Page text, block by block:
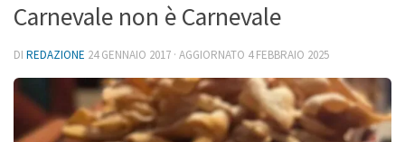
Carnevale non è Carnevale
DI REDAZIONE 24 GENNAIO 2017 · AGGIORNATO 4 FEBBRAIO 2025